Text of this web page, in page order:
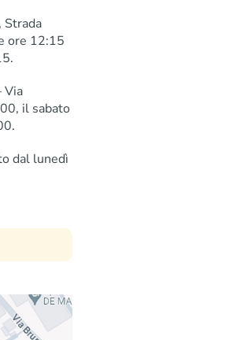
Strada
ore 12:15
Via
il sabato
dal lunedì